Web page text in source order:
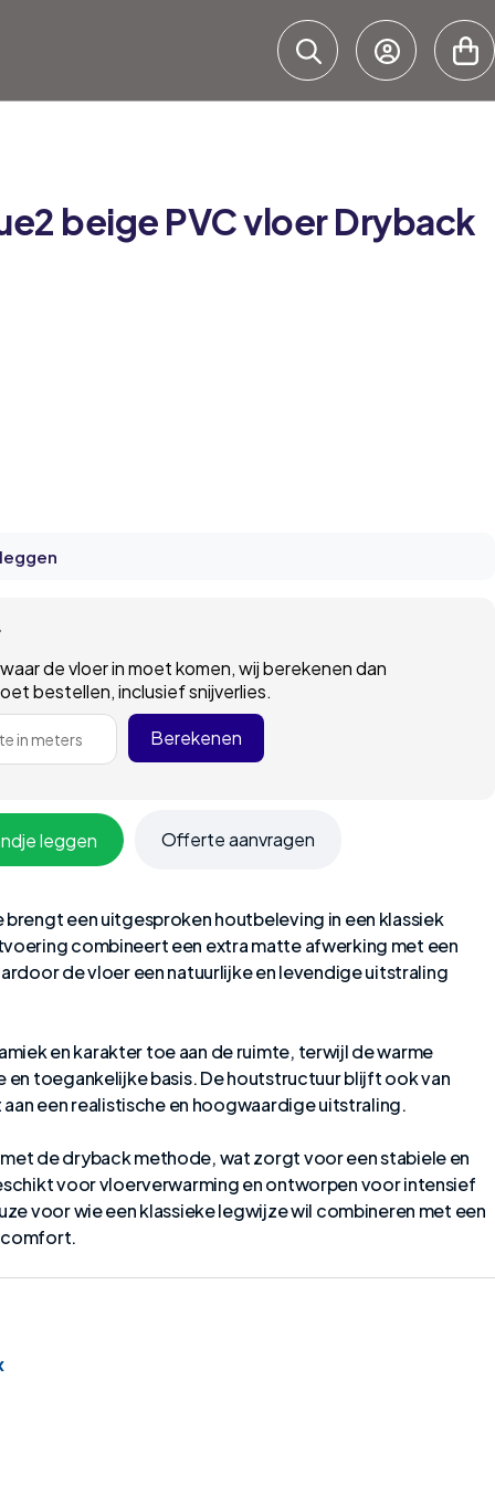
beige PVC vloer Dryback
de vloer in moet komen, wij berekenen dan
bestellen, inclusief snijverlies.
in meters Berekenen
leggen Offerte aanvragen
brengt een uitgesproken houtbeleving in een klassiek
combineert een extra matte afwerking met een
de vloer een natuurlijke en levendige uitstraling
en karakter toe aan de ruimte, terwijl de warme
toegankelijke basis. De houtstructuur blijft ook van
een realistische en hoogwaardige uitstraling.
de dryback methode, wat zorgt voor een stabiele en
voor vloerverwarming en ontworpen voor intensief
voor wie een klassieke legwijze wil combineren met een
comfort.